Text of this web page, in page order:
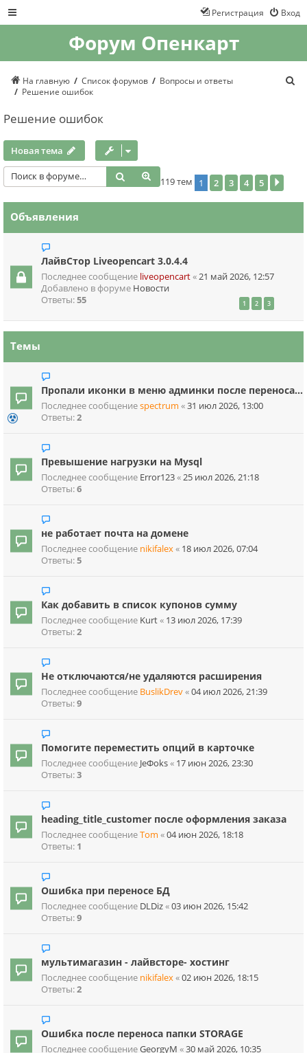
Вход
Регистрация
Форум Опенкарт
На главную Список форумов
Вопросы и ответы
Решение ошибок
Решение ошибок
Новая тема
Поиск Расширенный поиск
119 тем 1 2 3 4 5
Объявления
ЛайвСтор Liveopencart 3.0.4.4
Последнее сообщение liveopencart«21 май 2026, 12:57
Добавлено в форуме Новости
Ответы:55 1 2 3
Темы
Пропали иконки в меню админки после переноса...
Последнее сообщениеspectrum «31 июл 2026, 13:00
Ответы:2
Превышение нагрузки на Mysql
Последнее сообщение Error123«25 июл 2026, 21:18
Ответы:6
не работает почта на домене
Последнее сообщение nikifalex« 18 июл 2026, 07:04
Ответы:5
Как добавить в список купонов сумму
Последнее сообщение Kurt« 13 июл 2026, 17:39
Ответы:2
Не отключаются/не удаляются расширения
Последнее сообщение BuslikDrev«04 июл 2026, 21:39
Ответы:9
Помогите переместить опций в карточке
Последнее сообщение JeФoks« 17 июн 2026, 23:30
Ответы:3
heading_title_customer после оформления заказа
Последнее сообщениеTom «04 июн 2026, 18:18
Ответы: 1
Ошибка при переносе БД
Последнее сообщение DLDiz«03 июн 2026, 15:42
Ответы:9
мультимагазин - лайвсторе- хостинг
Последнее сообщение nikifalex«02 июн 2026, 18:15
Ответы:2
Ошибка после переноса папки STORAGE
Последнее сообщениеGeorgyM «30 май 2026, 10:35